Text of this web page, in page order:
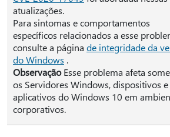
atualizações.
Para sintomas e comportamentos
específicos relacionados a esse
consulte a página de integridade da
do Windows .
ObservaçãoEsse problema afeta
os Servidores Windows, dispositivos e
aplicativos do Windows 10 em
corporativos.